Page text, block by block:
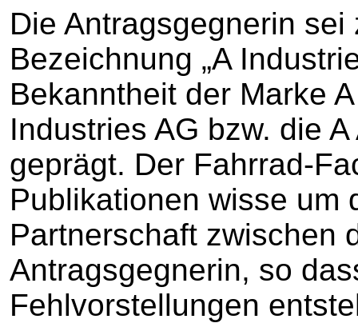
Die Antragsgegnerin
Bezeichnung „A
Bekanntheit der Marke
Industries AG bzw. die
geprägt. Der Fahrrad-
Publikationen wisse um
Partnerschaft zwischen
Antragsgegnerin, so
Fehlvorstellungen